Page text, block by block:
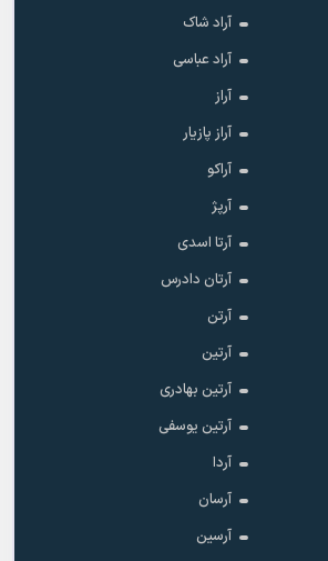
آراد شاک
آراد عباسی
آراز
آراز پازیار
آراکو
آرپژ
آرتا اسدی
آرتان دادرس
آرتن
آرتین
آرتین بهادری
آرتین یوسفی
آردا
آرسان
آرسین